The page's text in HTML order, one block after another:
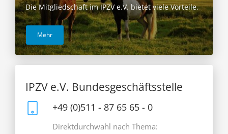
Die Mitgliedschaft im IPZV e.V. bietet viele Vorteile.
Mehr
IPZV e.V. Bundesgeschäftsstelle
+49 (0)511 - 87 65 65 - 0
Direktdurchwahl nach Thema: